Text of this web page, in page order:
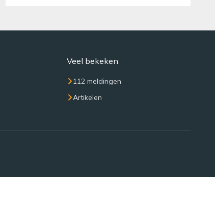
Veel bekeken
112 meldingen
Artikelen